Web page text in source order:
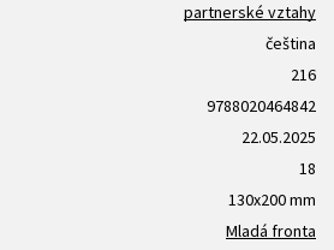
partnerské vztahy
čeština
216
9788020464842
22.05.2025
18
130x200 mm
Mladá fronta